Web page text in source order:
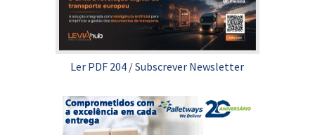
Ler PDF 204 /Subscrever Newsletter